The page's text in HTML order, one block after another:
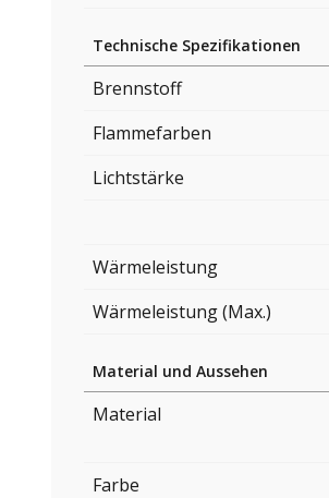
Technische Spezifikationen
Brennstoff
Flammefarben
Lichtstärke
Wärmeleistung
Wärmeleistung (Max.)
Material und Aussehen
Material
Farbe